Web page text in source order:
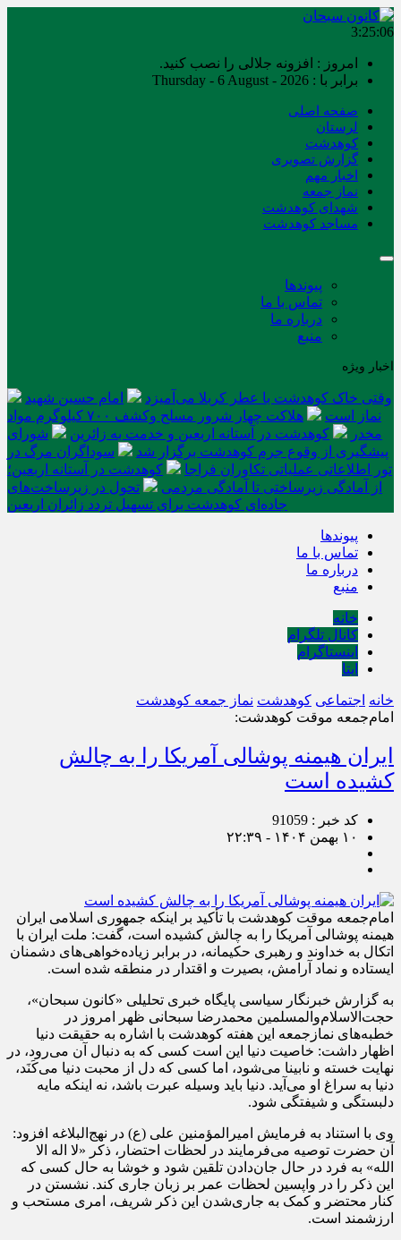
3:25:06
امروز : افزونه جلالی را نصب کنید.
برابر با : Thursday - 6 August - 2026
صفحه اصلی
لرستان
کوهدشت
گزارش تصویری
اخبار مهم
نماز جمعه
شهدای کوهدشت
مساجد کوهدشت
پیوندها
تماس با ما
درباره ما
منبع
اخبار ویژه
وقتی خاک کوهدشت با عطر کربلا می‌آمیزد
امام حسین شهید
نماز است
هلاکت چهار شرور مسلح وکشف ۷۰۰ کیلوگرم مواد
مخدر
کوهدشت در آستانه اربعین و خدمت‌ به زائرین
شورای
پیشگیری از وقوع جرم کوهدشت برگزار شد
سوداگران مرگ در
تور اطلاعاتی عملیاتی تکاوران فراجا
کوهدشت در آستانه اربعین؛
از آمادگی زیرساختی تا آمادگی مردمی
تحول در زیرساخت‌های
جاده‌ای کوهدشت برای تسهیل تردد زائران اربعین
پیوندها
تماس با ما
درباره ما
منبع
خانه
کانال تلگرام
اینستاگرام
ایتا
خانه اجتماعی کوهدشت نماز جمعه کوهدشت
امام‌جمعه موقت کوهدشت:
ایران هیمنه پوشالی آمریکا را به چالش
کشیده است
کد خبر : 91059
۱۰ بهمن ۱۴۰۴ - ۲۲:۳۹
امام‌جمعه موقت کوهدشت با تأکید بر اینکه جمهوری اسلامی ایران
هیمنه پوشالی آمریکا را به چالش کشیده است، گفت: ملت ایران با
اتکال به خداوند و رهبری حکیمانه، در برابر زیاده‌خواهی‌های دشمنان
ایستاده و نماد آرامش، بصیرت و اقتدار در منطقه شده است.
به گزارش خبرنگار سیاسی پایگاه خبری تحلیلی «کانون سبحان»،
حجت‌الاسلام‌والمسلمین محمدرضا سبحانی ظهر امروز در
خطبه‌های نمازجمعه این هفته کوهدشت با اشاره به حقیقت دنیا
اظهار داشت: خاصیت دنیا این است کسی که به دنبال آن می‌رود، در
نهایت خسته و نابینا می‌شود، اما کسی که دل از محبت دنیا می‌کَنَد،
دنیا به سراغ او می‌آید. دنیا باید وسیله عبرت باشد، نه اینکه مایه
دلبستگی و شیفتگی شود.
وی با استناد به فرمایش امیرالمؤمنین علی (ع) در نهج‌البلاغه افزود:
آن حضرت توصیه می‌فرمایند در لحظات احتضار، ذکر «لا اله الا
الله» به فرد در حال جان‌دادن تلقین شود و خوشا به حال کسی که
این ذکر را در واپسین لحظات عمر بر زبان جاری کند. نشستن در
کنار محتضر و کمک به جاری‌شدن این ذکر شریف، امری مستحب و
ارزشمند است.